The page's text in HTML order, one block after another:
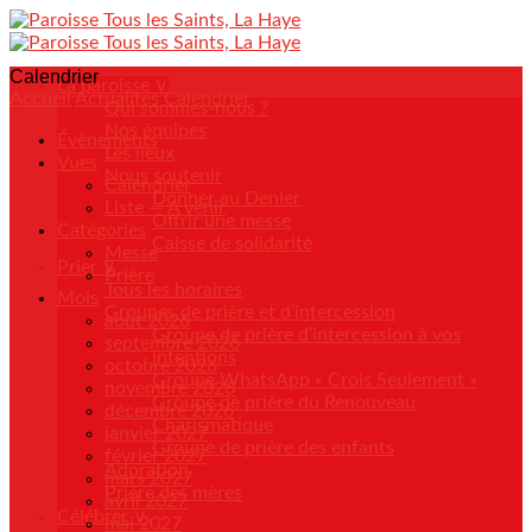
La paroisse ∨
Qui sommes-nous ?
Nos équipes
Les lieux
Nous soutenir
Donner au Denier
Offrir une messe
Caisse de solidarité
Prier ∨
Tous les horaires
Groupes de prière et d’intercession
Groupe de prière d’intercession à vos
intentions
Groupe WhatsApp « Crois Seulement »
Groupe de prière du Renouveau
Charismatique
Groupe de prière des enfants
Adoration
Prière des mères
Célébrer ∨
Calendrier
AccueilActualités Calendrier
Évènements
Vues
Calendrier
Liste — A venir
Catégories
Messe
Prière
Mois
août 2026
septembre 2026
octobre 2026
novembre 2026
décembre 2026
janvier 2027
février 2027
mars 2027
avril 2027
mai 2027